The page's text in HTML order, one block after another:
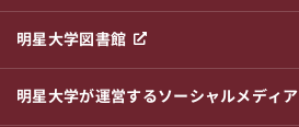
明星大学図書館
明星大学が運営するソーシャルメディア